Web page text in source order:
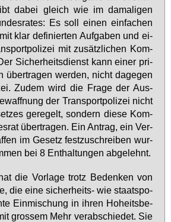
da­bei gleich wie im da­ma­li­gen
Es soll ei­nen ein­fa­chen
klar de­fi­nier­ten Auf­ga­ben und ei­
mit zu­sätz­li­chen Kom­
Si­cher­heits­dienst kann ei­ner pri­
über­tra­gen wer­den, nicht da­ge­gen
Zu­dem wird die Fra­ge der Aus­
der Trans­port­po­li­zei nicht
ge­re­gelt, son­dern die­se Kom­
über­tra­gen. Ein An­trag, ein Ver­
im Ge­setz fest­zu­schrei­ben wur­
bei 8 Ent­hal­tun­gen ab­ge­lehnt.
die Vor­la­ge trotz Be­den­ken von
die ei­ne si­cher­heits- wie staats­po­
Ein­mi­schung in ih­ren Ho­heits­be­
gros­sem Mehr ver­ab­schie­det. Sie